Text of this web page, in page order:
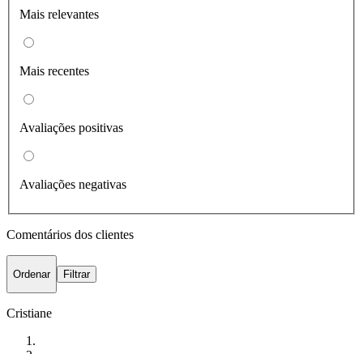
Mais relevantes
Mais recentes
Avaliações positivas
Avaliações negativas
Comentários dos clientes
Ordenar Filtrar
Cristiane